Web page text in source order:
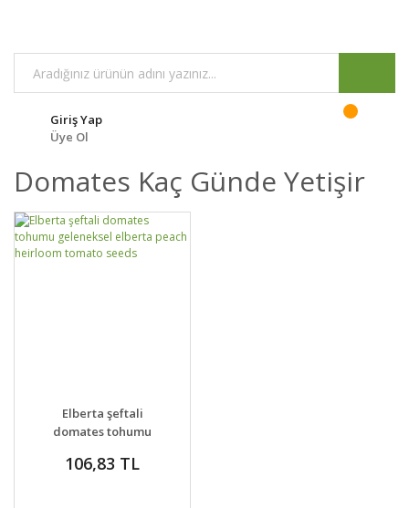
Giriş Yap
Üye Ol
Domates Kaç Günde Yetişir
DETAYLAR
VER
Elberta şeftali
domates tohumu
peach heirloom
106,83 TL